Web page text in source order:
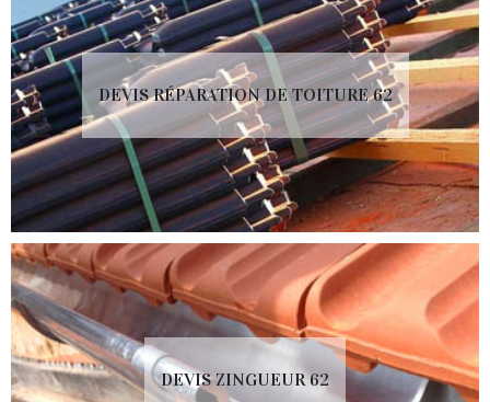
DEVIS RÉPARATION DE TOITURE 62
DEVIS ZINGUEUR 62